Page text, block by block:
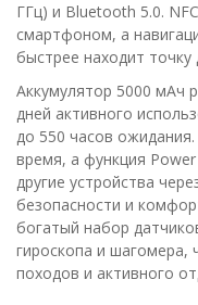
ГГц) и Bluetooth 5.0.
смартфоном, а
быстрее находит
Аккумулятор 5000 мАч
дней активного
до 550 часов
время, а функция
другие устройства
безопасности и
богатый набор
гироскопа и шагомера,
походов и активного